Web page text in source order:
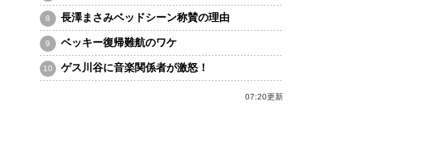
長澤まさみベッドシーン称賛の理由
ベッキー復帰難航のワケ
ゲス川谷に音楽関係者が激怒！
07:20更新